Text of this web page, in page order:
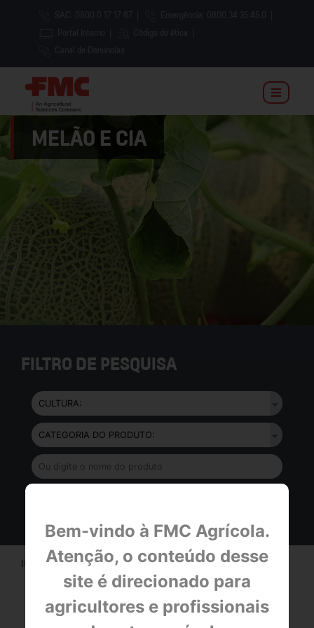
Bem-vindo à FMC Agrícola.
Atenção, o conteúdo desse
site é direcionado para
agricultores e profissionais
MELÃO E CIA
FILTRO DE PESQUISA
INÍCIO > CULTURAS >MELÃO E CIA
A CULTURA MELÃO E CIA